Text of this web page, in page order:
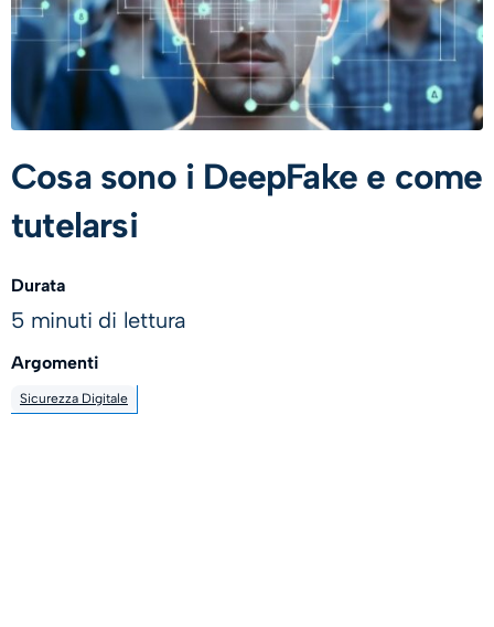
Cosa sono i DeepFake e come
tutelarsi
Durata
5 minuti di lettura
Argomenti
Sicurezza Digitale